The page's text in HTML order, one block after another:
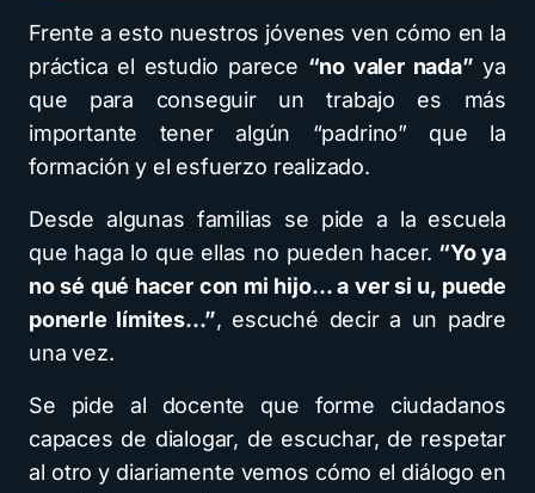
Frente a esto nuestros jóvenes ven cómo en la
práctica el estudio parece “no valer nada” ya
que para conseguir un trabajo es más
importante tener algún “padrino” que la
formación y el esfuerzo realizado.
Desde algunas familias se pide a la escuela
que haga lo que ellas no pueden hacer. “Yo ya
no sé qué hacer con mi hijo… a ver si u, puede
ponerle límites…”, escuché decir a un padre
una vez.
Se pide al docente que forme ciudadanos
capaces de dialogar, de escuchar, de respetar
al otro y diariamente vemos cómo el diálogo en